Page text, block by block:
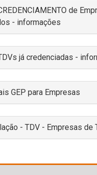
de
- informações
já credenciadas -
GEP para Empresas
- TDV - Empresas